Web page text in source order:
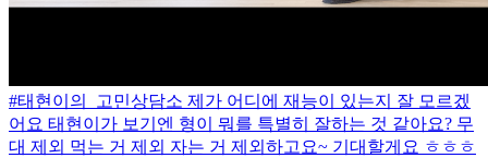
#태현이의_고민상담소 제가 어디에 재능이 있는지 잘 모르겠
어요 태현이가 보기엔 형이 뭐를 특별히 잘하는 것 같아요? 무
대 제외 먹는 거 제외 자는 거 제외하고요~ 기대할게요 ㅎㅎㅎ